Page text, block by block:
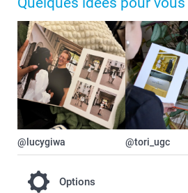
@lucygiwa @tori_ugc
Options